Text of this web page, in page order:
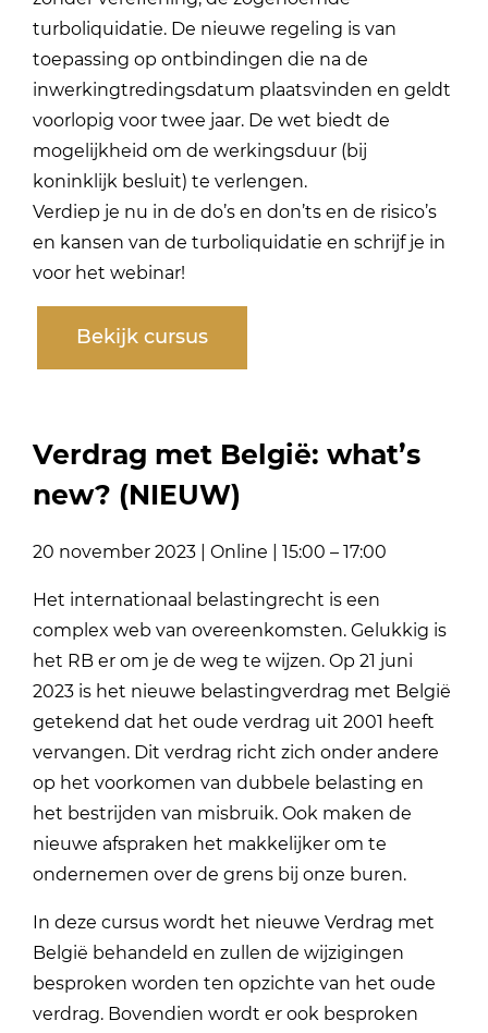
turboliquidatie. De nieuwe regeling is van
toepassing op ontbindingen die na de
inwerkingtredingsdatum plaatsvinden en geldt
voorlopig voor twee jaar. De wet biedt de
mogelijkheid om de werkingsduur (bij
koninklijk besluit) te verlengen.
Verdiep je nu in de do’s en don’ts en de risico’s
en kansen van de turboliquidatie en schrijf je in
voor het webinar!
Bekijk cursus
Verdrag met België: what’s
new? (NIEUW)
20 november 2023 | Online | 15:00 – 17:00
Het internationaal belastingrecht is een
complex web van overeenkomsten. Gelukkig is
het RB er om je de weg te wijzen. Op 21 juni
2023 is het nieuwe belastingverdrag met België
getekend dat het oude verdrag uit 2001 heeft
vervangen. Dit verdrag richt zich onder andere
op het voorkomen van dubbele belasting en
het bestrijden van misbruik. Ook maken de
nieuwe afspraken het makkelijker om te
ondernemen over de grens bij onze buren.
In deze cursus wordt het nieuwe Verdrag met
België behandeld en zullen de wijzigingen
besproken worden ten opzichte van het oude
verdrag. Bovendien wordt er ook besproken